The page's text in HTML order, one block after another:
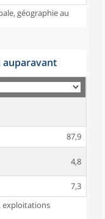
géographie au
auparavant
87,9
4,8
7,3
exploitations